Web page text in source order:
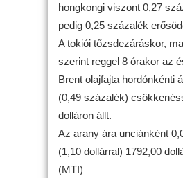
hongkongi viszont 0,27
pedig 0,25 százalék
A tokiói tőzsdezáráskor,
szerint reggel 8 órakor az
Brent olajfajta hordónkénti
(0,49 százalék)
dolláron állt.
Az arany ára unciánként
(1,10 dollárral) 1792,00
(MTI)